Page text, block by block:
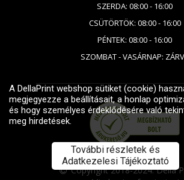
SZERDA: 08:00 - 16:00
CSÜTÖRTÖK: 08:00 - 16:00
PÉNTEK: 08:00 - 16:00
SZOMBAT - VASÁRNAP:
Copyright 2018-2024. Della